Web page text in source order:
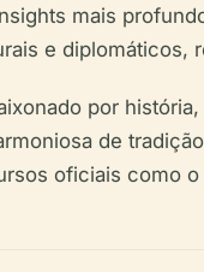
mais
e diplomáticos,
por
de
oficiais como o